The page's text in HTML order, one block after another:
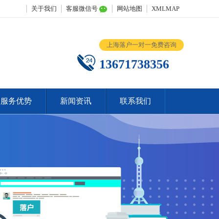
关于我们 客服微信号 网站地图 XMLMAP
上海落户一对一免费咨询
13671738356
服务优势 新闻资讯 联系我们